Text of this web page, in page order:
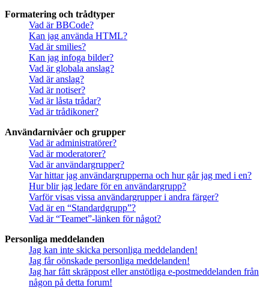
Formatering och trådtyper
Vad är BBCode?
Kan jag använda HTML?
Vad är smilies?
Kan jag infoga bilder?
Vad är globala anslag?
Vad är anslag?
Vad är notiser?
Vad är låsta trådar?
Vad är trådikoner?
Användarnivåer och grupper
Vad är administratörer?
Vad är moderatorer?
Vad är användargrupper?
Var hittar jag användargrupperna och hur går jag med i en?
Hur blir jag ledare för en användargrupp?
Varför visas vissa användargrupper i andra färger?
Vad är en “Standardgrupp”?
Vad är “Teamet”-länken för något?
Personliga meddelanden
Jag kan inte skicka personliga meddelanden!
Jag får oönskade personliga meddelanden!
Jag har fått skräppost eller anstötliga e-postmeddelanden från
någon på detta forum!